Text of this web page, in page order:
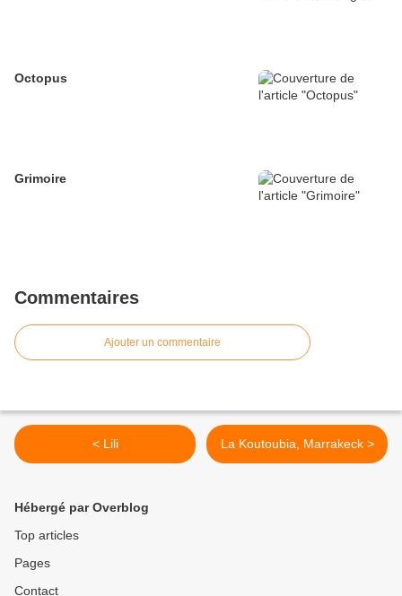
Octopus
Grimoire
Commentaires
Ajouter un commentaire
< Lili La Koutoubia, Marrakeck >
Hébergé par Overblog
Top articles
Pages
Contact